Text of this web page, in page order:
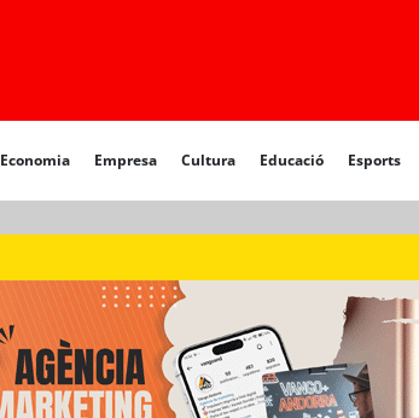
Economia Empresa Cultura Educació Esports